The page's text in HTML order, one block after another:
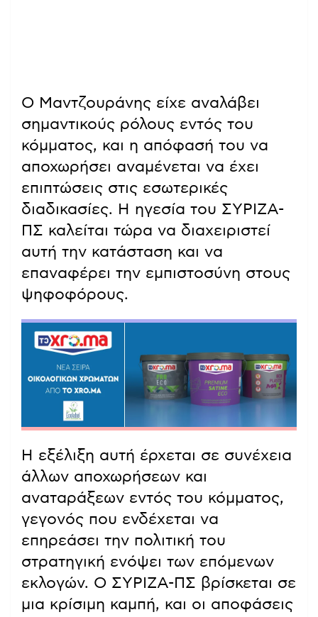
Ο Μαντζουράνης είχε αναλάβει
σημαντικούς ρόλους εντός του
κόμματος, και η απόφασή του να
αποχωρήσει αναμένεται να έχει
επιπτώσεις στις εσωτερικές
διαδικασίες. Η ηγεσία του ΣΥΡΙΖΑ-
ΠΣ καλείται τώρα να διαχειριστεί
αυτή την κατάσταση και να
επαναφέρει την εμπιστοσύνη στους
ψηφοφόρους.
Η εξέλιξη αυτή έρχεται σε συνέχεια
άλλων αποχωρήσεων και
αναταράξεων εντός του κόμματος,
γεγονός που ενδέχεται να
επηρεάσει την πολιτική του
στρατηγική ενόψει των επόμενων
εκλογών. Ο ΣΥΡΙΖΑ-ΠΣ βρίσκεται σε
μια κρίσιμη καμπή, και οι αποφάσεις